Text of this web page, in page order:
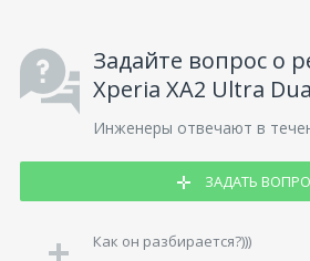
Задайте вопрос о
Xperia XA2 Ultra
Инженеры отвечают в
ЗАДАТЬ
Как он разбирается?)))